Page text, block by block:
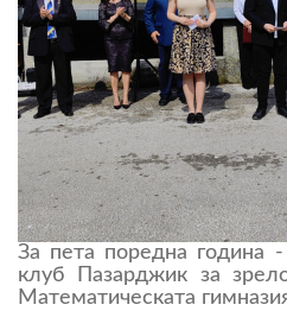
За пета поредна година
клуб Пазарджик за
Математическата